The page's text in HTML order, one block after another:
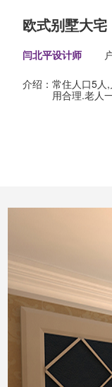
欧式别墅大宅
闫北平设计师
介绍： 常住人口5人
用合理.老人